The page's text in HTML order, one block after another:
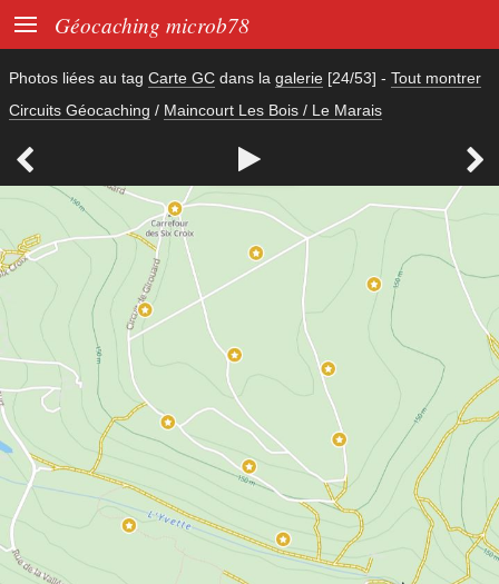
 Géocaching microb78
Photos liées au tag Carte GC dans la galerie [24/53] - Tout montrer
Circuits Géocaching / Maincourt Les Bois / Le Marais
  